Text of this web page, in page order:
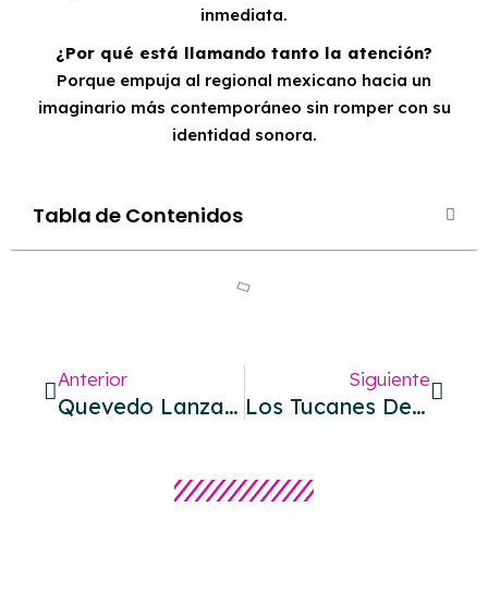
inmediata.
¿Por qué está llamando tanto la atención?
Porque empuja al regional mexicano hacia un
imaginario más contemporáneo sin romper con su
identidad sonora.
Tabla de Contenidos
Anterior
Quevedo Lanza EL BAIFO Y Convierte A Canarias En El Corazón De Su Nuevo Disco
Siguiente
Los Tucanes De Tijuana Afirman Su Linaje Corridista En Yo Soy La Ley